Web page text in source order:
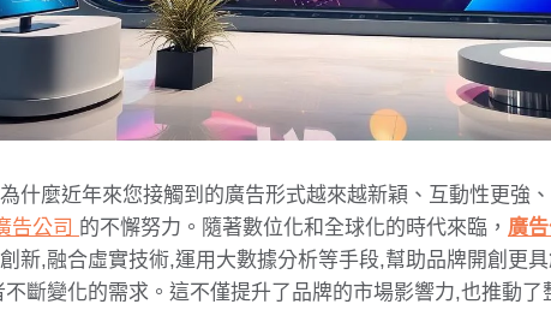
什麼近年來您接觸到的廣告形式越來越新穎、互動性更強
告公司 的不懈努力。隨著數位化和全球化的時代來臨， 廣
創新,融合虛實技術,運用大數據分析等手段,幫助品牌開創更
斷變化的需求。這不僅提升了品牌的市場影響力,也推動了